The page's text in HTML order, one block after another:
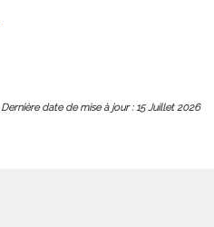
Dernière date de mise à jour : 15 Juillet 2026